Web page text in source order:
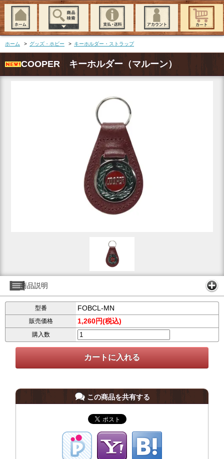
ホーム > グッズ・ホビー > キーホルダー・ストラップ
COOPER キーホルダー（マルーン）
商品説明
型番 FOBCL-MN
販売価格 1,260円(税込)
購入数
この商品を共有する